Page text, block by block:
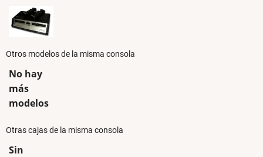
Otros modelos de la misma consola
No hay
más
modelos
Otras cajas de la misma consola
Sin